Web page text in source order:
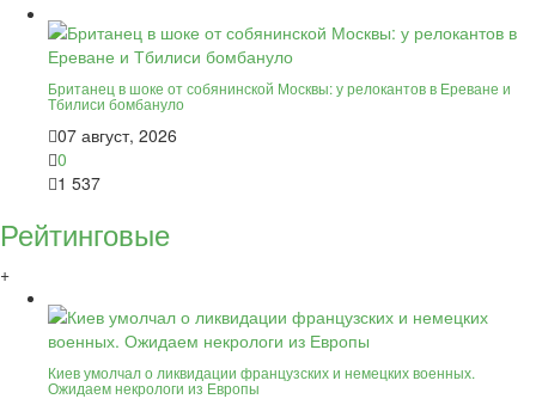
Британец в шоке от собянинской Москвы: у релокантов в Ереване и
Тбилиси бомбануло
07 август, 2026
0
1 537
Рейтинговые
+
Киев умолчал о ликвидации французских и немецких военных.
Ожидаем некрологи из Европы